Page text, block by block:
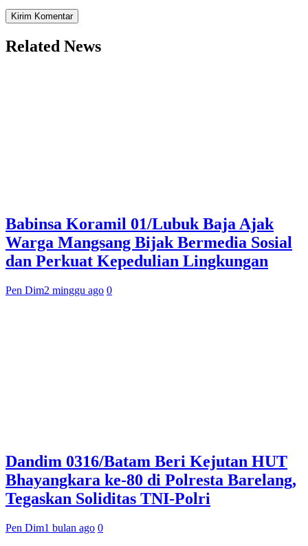
Related News
Babinsa Koramil 01/Lubuk Baja Ajak
Warga Mangsang Bijak Bermedia Sosial
dan Perkuat Kepedulian Lingkungan
Pen Dim2 minggu ago 0
Dandim 0316/Batam Beri Kejutan HUT
Bhayangkara ke-80 di Polresta Barelang,
Tegaskan Soliditas TNI-Polri
Pen Dim1 bulan ago 0